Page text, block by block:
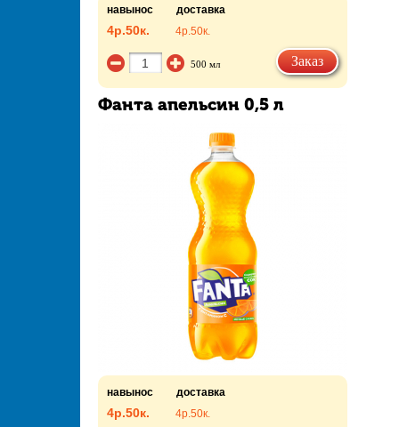
навынос доставка
4р.50к. 4р.50к.
500 мл Заказ
Фанта апельсин 0,5 л
навынос доставка
4р.50к. 4р.50к.